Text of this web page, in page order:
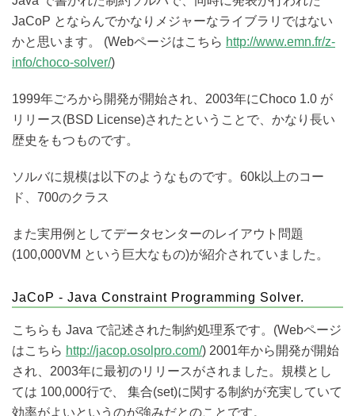
JaCoP とならんでかなりメジャーなライブラリではない
かと思います。 (Webページはこちら http://www.emn.fr/z-
info/choco-solver/)
1999年ごろから開発が開始され、2003年にChoco 1.0 が
リリース(BSD License)されたということで、かなり長い
歴史をもつものです。
ソルバに規模は以下のようなものです。60k以上のコー
ド、700のクラス
また実用例としてデータセンターのレイアウト問題
(100,000VM という巨大なもの)が紹介されていました。
JaCoP - Java Constraint Programming Solver.
こちらも Java で記述された制約処理系です。(Webページ
はこちら http://jacop.osolpro.com/) 2001年から開発が開始
され、2003年に最初のリリースがされました。規模とし
ては 100,000行で、 集合(set)に関する制約が充実していて
効率がよいというのが強みだとのことです。